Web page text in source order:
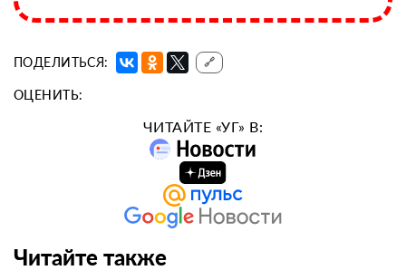
ПОДЕЛИТЬСЯ: 🔗
ОЦЕНИТЬ:
ЧИТАЙТЕ «УГ» В:
Читайте также